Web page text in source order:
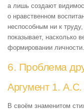
а лишь создают
о нравственном
неспособным ни к
показывает, насколько
формировании личности.
6. Проблема
Аргумент 1.
В своём знаменитом